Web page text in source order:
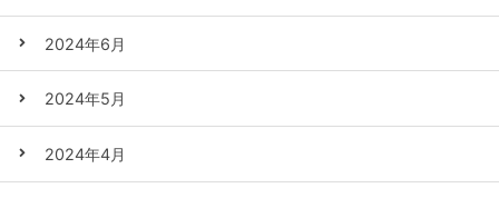
2024年6月
2024年5月
2024年4月